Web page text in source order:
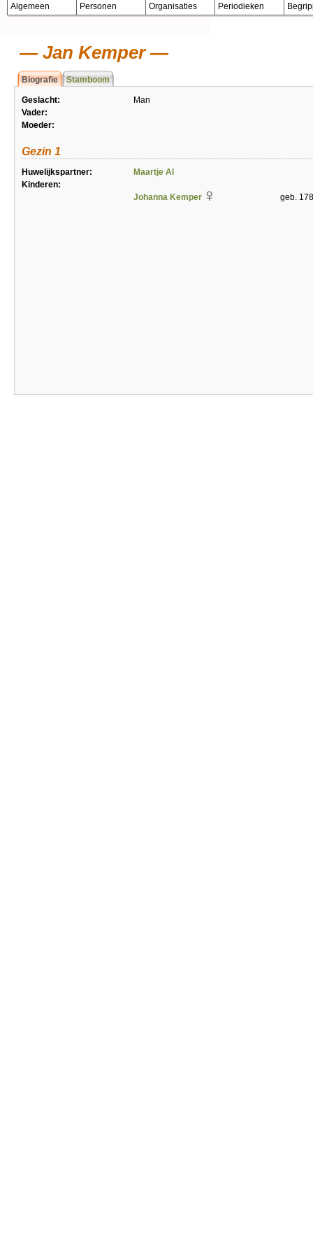
Algemeen Personen Organisaties Periodieken
Jan Kemper
Biografie Stamboom
Geslacht:
Man
Vader:
Moeder:
Gezin 1
Huwelijkspartner:
Maartje Al
Kinderen:
Johanna Kemper
geb.